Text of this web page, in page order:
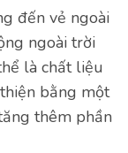
đến vẻ ngoài
ngoài trời
là chất liệu
bằng một
thêm phần